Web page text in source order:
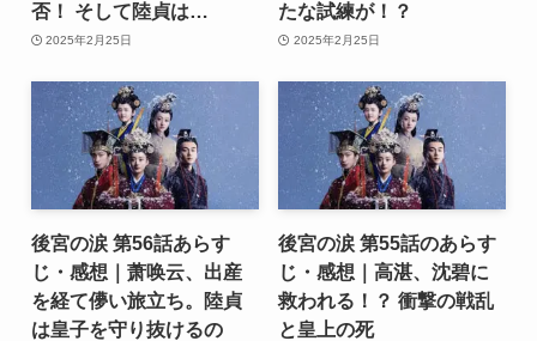
否！ そして陸貞は…
2025年2月25日
たな試練が！？
2025年2月25日
後宮の涙 第56話あらす
じ・感想｜萧唤云、出産
を経て儚い旅立ち。陸貞
は皇子を守り抜けるの
後宮の涙 第55話のあらす
じ・感想｜高湛、沈碧に
救われる！？ 衝撃の戦乱
と皇上の死